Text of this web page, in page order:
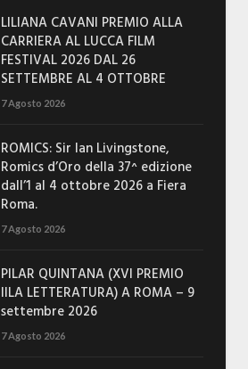
LILIANA CAVANI PREMIO ALLA
CARRIERA AL LUCCA FILM
FESTIVAL 2026 DAL 26
SETTEMBRE AL 4 OTTOBRE
7 Agosto 2026
ROMICS: Sir Ian Livingstone,
Romics d’Oro della 37^ edizione
dall’1 al 4 ottobre 2026 a Fiera
Roma.
7 Agosto 2026
PILAR QUINTANA (XVI PREMIO
IILA LETTERATURA) A ROMA – 9
settembre 2026
7 Agosto 2026